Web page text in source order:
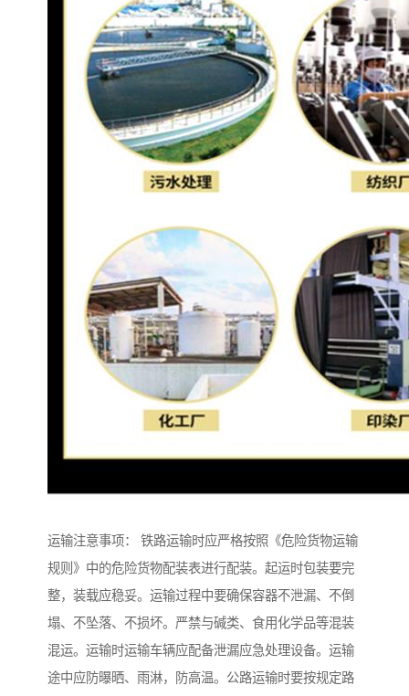
运输注意事项： 铁路运输时应严格按照《危险货物运输
规则》中的危险货物配装表进行配装。起运时包装要完
整，装载应稳妥。运输过程中要确保容器不泄漏、不倒
塌、不坠落、不损坏。严禁与碱类、食用化学品等混装
混运。运输时运输车辆应配备泄漏应急处理设备。运输
途中应防曝晒、雨淋，防高温。公路运输时要按规定路